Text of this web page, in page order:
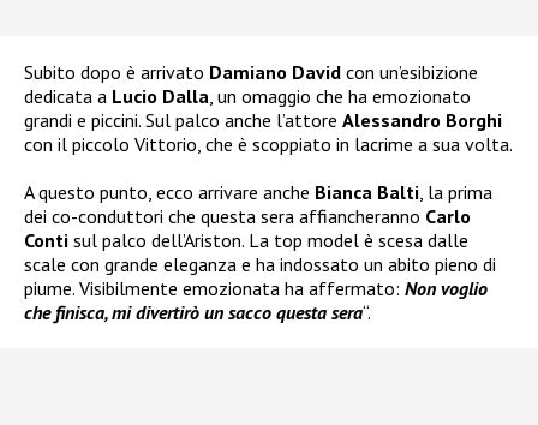
Subito dopo è arrivato Damiano David con un’esibizione
dedicata a Lucio Dalla, un omaggio che ha emozionato
grandi e piccini. Sul palco anche l’attore Alessandro Borghi
con il piccolo Vittorio, che è scoppiato in lacrime a sua volta.
A questo punto, ecco arrivare anche Bianca Balti, la prima
dei co-conduttori che questa sera affiancheranno Carlo
Conti sul palco dell’Ariston. La top model è scesa dalle
scale con grande eleganza e ha indossato un abito pieno di
piume. Visibilmente emozionata ha affermato: Non voglio
che finisca, mi divertirò un sacco questa sera“.